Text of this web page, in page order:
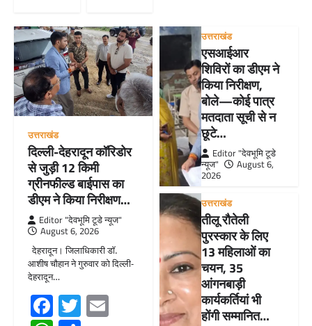
उत्तराखंड
दिल्ली-देहरादून कॉरिडोर
से जुड़ी 12 किमी
ग्रीनफील्ड बाईपास का
डीएम ने किया निरीक्षण…
Editor "देवभूमि टूडे न्यूज"
August 6, 2026
देहरादून। जिलाधिकारी डॉ.
आशीष चौहान ने गुरुवार को दिल्ली-
देहरादून…
Facebook
TwitterEmail
उत्तराखंड
एसआईआर
शिविरों का डीएम ने
किया निरीक्षण,
बोले—कोई पात्र
मतदाता सूची से न
छूटे…
Editor "देवभूमि टूडे
न्यूज"
August 6,
2026
उत्तराखंड
तीलू रौतेली
पुरस्कार के लिए
13 महिलाओं का
चयन, 35
आंगनबाड़ी
कार्यकर्तियां भी
होंगी सम्मानित…